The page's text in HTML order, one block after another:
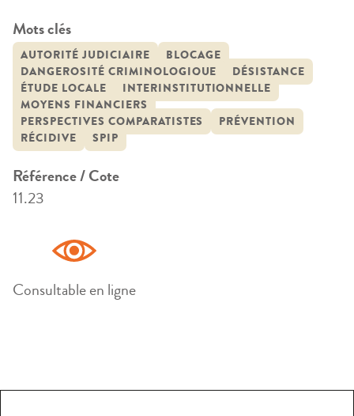
Mots clés
AUTORITÉ JUDICIAIRE
BLOCAGE
DANGEROSITÉ CRIMINOLOGIQUE
DÉSISTANCE
ÉTUDE LOCALE
INTERINSTITUTIONNELLE
MOYENS FINANCIERS
PERSPECTIVES COMPARATISTES
PRÉVENTION
RÉCIDIVE
SPIP
Référence / Cote
11.23
Consultable en ligne